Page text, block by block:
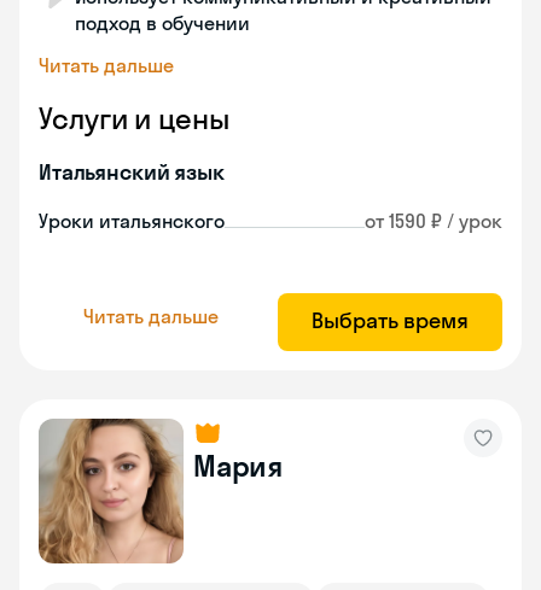
подход в обучении
Читать дальше
Услуги и цены
Итальянский язык
Уроки итальянского от 1590 ₽ / урок
Читать дальше Выбрать время
Мария